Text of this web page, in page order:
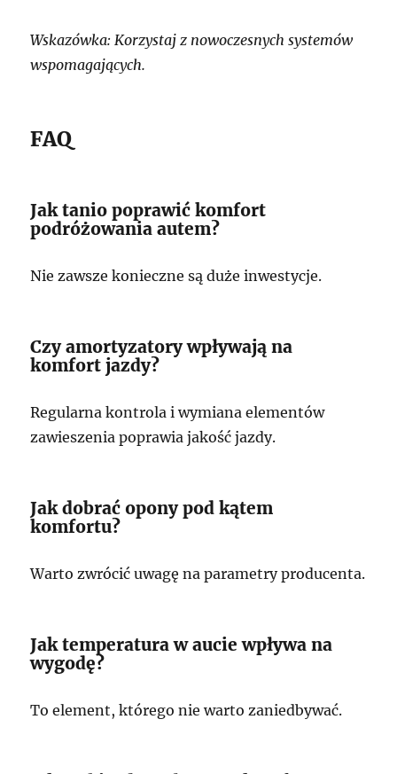
Wskazówka: Korzystaj z nowoczesnych systemów
wspomagających.
FAQ
Jak tanio poprawić komfort
podróżowania autem?
Nie zawsze konieczne są duże inwestycje.
Czy amortyzatory wpływają na
komfort jazdy?
Regularna kontrola i wymiana elementów
zawieszenia poprawia jakość jazdy.
Jak dobrać opony pod kątem
komfortu?
Warto zwrócić uwagę na parametry producenta.
Jak temperatura w aucie wpływa na
wygodę?
To element, którego nie warto zaniedbywać.